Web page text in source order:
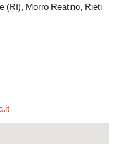
(RI), Morro Reatino, Rieti